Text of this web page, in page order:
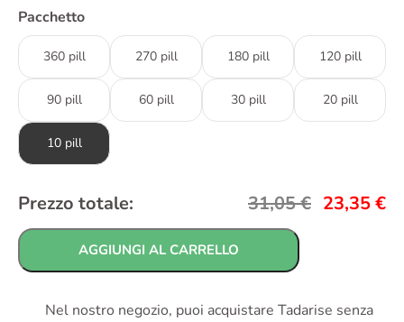
Pacchetto
360 pill 270 pill 180 pill 120 pill
90 pill 60 pill 30 pill 20 pill
10 pill
Prezzo totale: 31,05€ 23,35€
AGGIUNGI AL CARRELLO
Nel nostro negozio, puoi acquistare Tadarise senza